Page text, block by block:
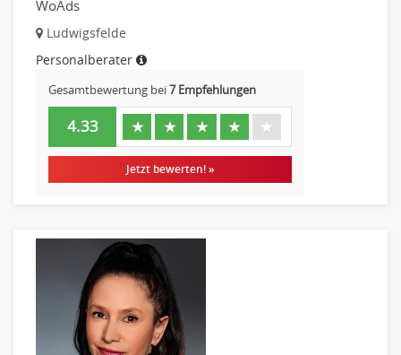
WoAds
Ludwigsfelde
Personalberater
Gesamtbewertung bei7 Empfehlungen
4.33 ★ ★ ★ ★ ★
Jetzt bewerten! »